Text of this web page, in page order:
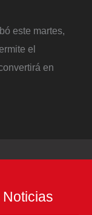
este martes,
el
en